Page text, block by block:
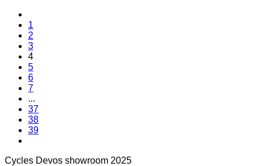
1
2
3
4
5
6
7
...
37
38
39
Cycles Devos showroom 2025